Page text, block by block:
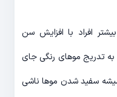
افراد با افزایش سن
به تدریج موهای رنگی جای
سفید شدن موها ناشی